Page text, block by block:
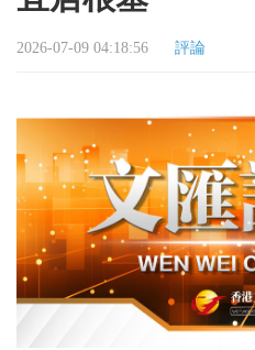
2026-07-09 04:18:56 評論